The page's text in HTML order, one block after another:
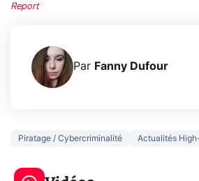
Report
Par Fanny Dufour
Piratage / Cybercriminalité Actualités
5 générations de
jeux dans la